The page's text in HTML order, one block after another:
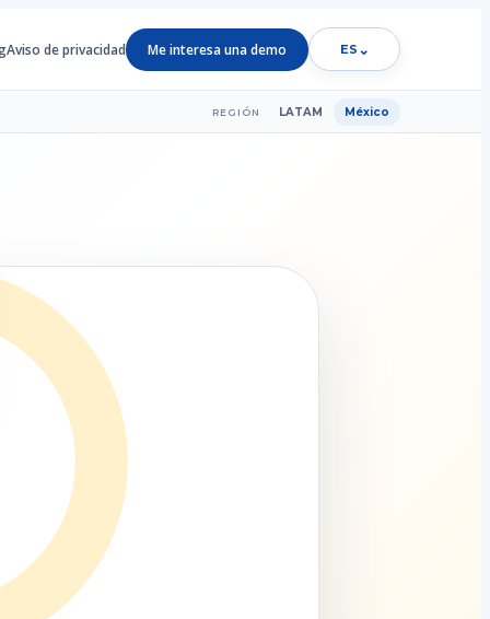
Aviso de privacidad Me interesa una demo ES ⌄
REGIÓN LATAM México